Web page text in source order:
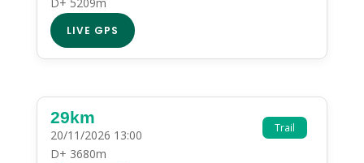
D+ 5209m
LIVE GPS
Trail
29km
20/11/2026 13:00
D+ 3680m